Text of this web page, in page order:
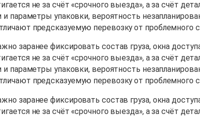
не за счёт «срочного выезда», а за счёт
и параметры упаковки, вероятность
предсказуемую перевозку от проблемного
заранее фиксировать состав груза, окна
не за счёт «срочного выезда», а за счёт
и параметры упаковки, вероятность
предсказуемую перевозку от проблемного
заранее фиксировать состав груза, окна
не за счёт «срочного выезда», а за счёт